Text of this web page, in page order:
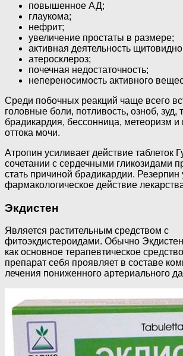
повышенное АД;
глаукома;
нефрит;
увеличение простаты в размере;
активная деятельность
атеросклероз;
почечная недостаточность;
непереносимость активного
Среди побочных реакций чаще всего
головные боли, потливость, озноб, зуд,
брадикардия, бессонница, метеоризм
оттока мочи.
Атропин усиливает действие таблеток
сочетании с сердечными гликозидами
стать причиной брадикардии. Резерпин
фармакологическое действие
Экдистен
Является растительным средством с
фитоэкдистероидами. Обычно
как основное терапевтическое
препарат себя проявляет в составе
лечения пониженного артериального